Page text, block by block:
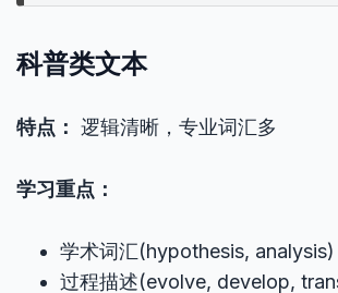
科普类文本
特点： 逻辑清晰，专业词汇多
学习重点：
学术词汇(hypothesis, analysis)
过程描述(evolve, develop,